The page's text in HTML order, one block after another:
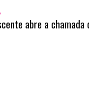
abre a chamada